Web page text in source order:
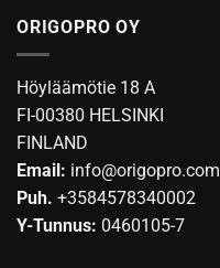
ORIGOPRO OY
Höyläämötie 18 A
FI-00380 HELSINKI
FINLAND
Email: info@origopro.com
Puh. +3584578340002
Y-Tunnus: 0460105-7